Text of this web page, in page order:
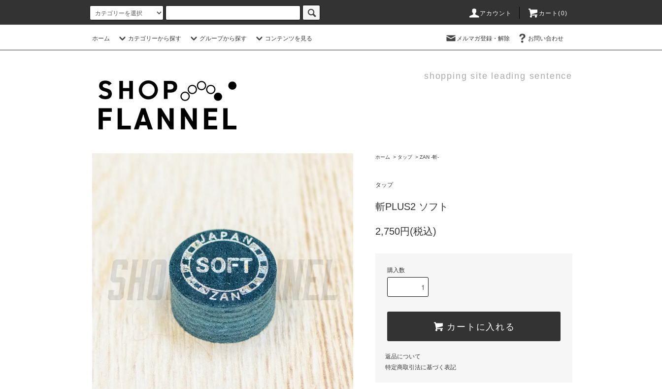
アカウント カート(0)
ホーム カテゴリーから探す グループから探す コンテンツを見る メルマガ登録・解除 お問い合わせ
shopping site leading sentence
ホーム > タップ > ZAN -斬-
タップ
斬PLUS2 ソフト
2,750円(税込)
購入数
カートに入れる
返品について
特定商取引法に基づく表記